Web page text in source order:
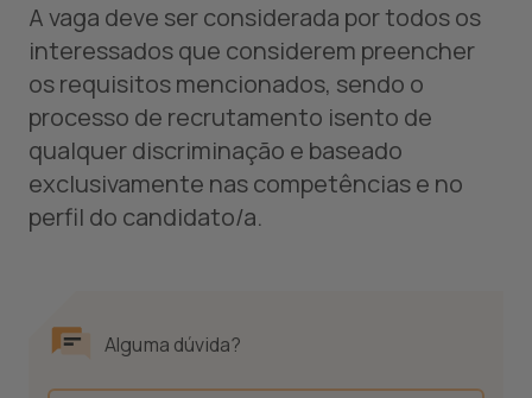
A vaga deve ser considerada por todos os
interessados que considerem preencher
os requisitos mencionados, sendo o
processo de recrutamento isento de
qualquer discriminação e baseado
exclusivamente nas competências e no
perfil do candidato/a.
Alguma dúvida?